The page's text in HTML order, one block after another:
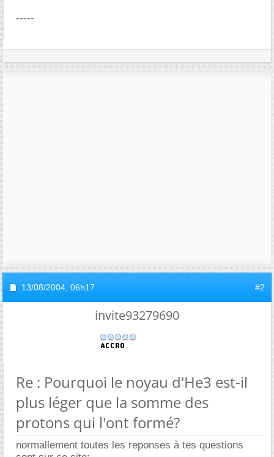
-----
13/08/2004, 06h17 #2
invite93279690
Re : Pourquoi le noyau d'He3 est-il
plus léger que la somme des
protons qui l'ont formé?
normallement toutes les reponses à tes questions